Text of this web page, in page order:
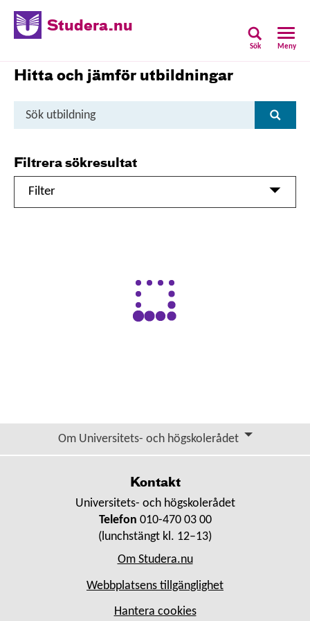
Studera.nu
Sök Meny
Hitta och jämför utbildningar
Sök
Sök
Filtrera sökresultat
Filter
Om Universitets- och högskolerådet
Kontakt
Universitets- och högskolerådet
Telefon 010-470 03 00
(lunchstängt kl. 12–13)
Om Studera.nu
Webbplatsens tillgänglighet
Hantera cookies